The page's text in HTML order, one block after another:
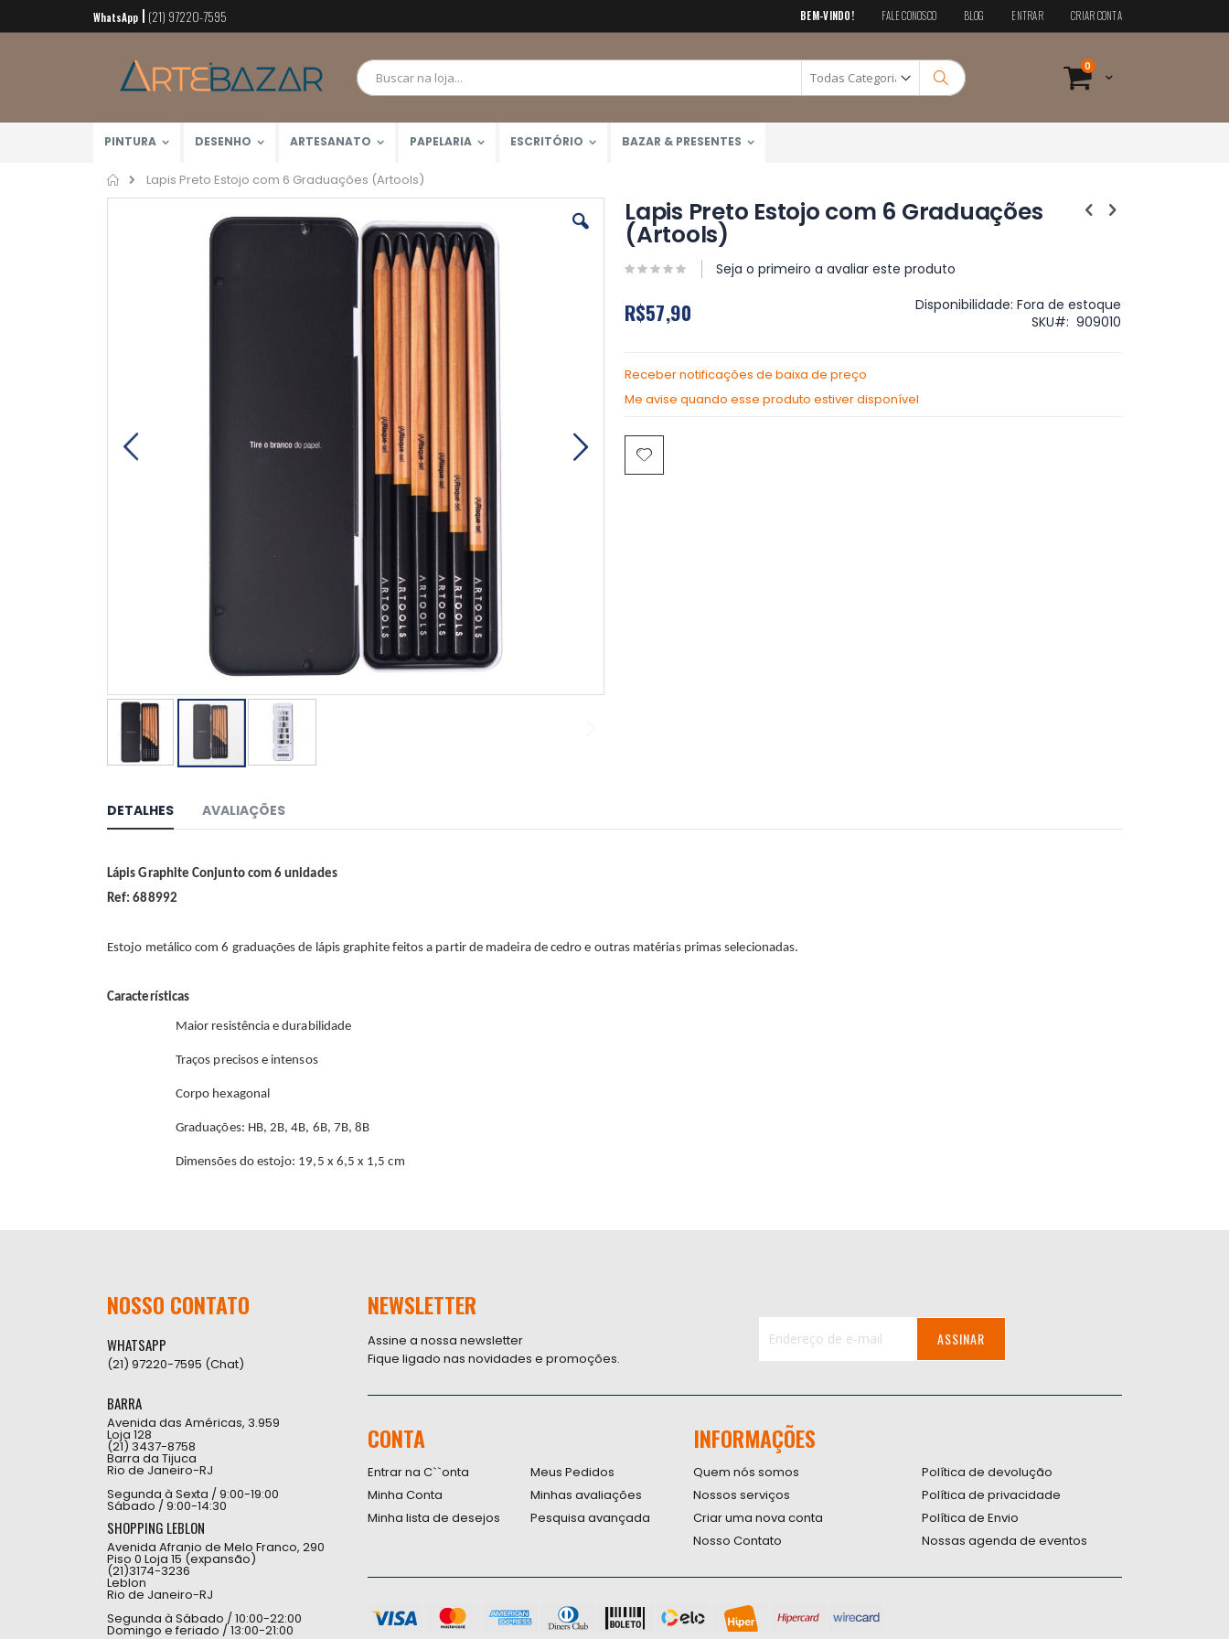
Pular
para
conteúdo
BEM-VINDO! FALE CONOSCO BLOG ENTRAR CRIAR CONTA
Cart
0 itens
Pesquisa
WhatsApp (21) 97220-7595
PINTURA DESENHO ARTESANATO PAPELARIA ESCRITÓRIO BAZAR & PRESENTES
Home
Lapis Preto Estojo com 6 Graduações (Artools)
Pular
o
início
de
imagens
Lapis Preto Estojo com 6 Graduações
(Artools)
Seja o primeiro a avaliar este produto
R$57,90 Disponibilidade: Fora de estoque
SKU
909010
Receber notificações de baixa de preço
Me avise quando esse produto estiver disponível
DETALHES
Lápis Graphite Conjunto com 6 unidades
Ref: 688992
Estojo metálico com 6 graduações de lápis graphite feitos a partir de madeira de cedro e outras matérias primas selecionadas.
Características
Maior resistência e durabilidade
Traços precisos e intensos
Corpo hexagonal
Graduações: HB, 2B, 4B, 6B, 7B, 8B
Dimensões do estojo: 19,5 x 6,5 x 1,5 cm
AVALIAÇÕES
NOSSO CONTATO
WHATSAPP
(21) 97220-7595 (Chat)
BARRA
Avenida das Américas, 3.959
Loja 128
(21) 3437-8758
Barra da Tijuca
Rio de Janeiro-RJ
Segunda à Sexta / 9:00-19:00
Sábado / 9:00-14:30
SHOPPING LEBLON
Avenida Afranio de Melo Franco, 290
Piso 0 Loja 15 (expansão)
(21)3174-3236
Leblon
Rio de Janeiro-RJ
Segunda à Sábado / 10:00-22:00
Domingo e feriado / 13:00-21:00
NEWSLETTER
Assine a nossa newsletter
Fique ligado nas novidades e promoções.
nossa
Newsletter:
ASSINAR
CONTA
Entrar na C``onta
Minha Conta
Minha lista de desejos
Meus Pedidos
Minhas avaliações
Pesquisa avançada
INFORMAÇÕES
Quem nós somos
Nossos serviços
Criar uma nova conta
Nosso Contato
Política de devolução
Política de privacidade
Política de Envio
Nossas agenda de eventos